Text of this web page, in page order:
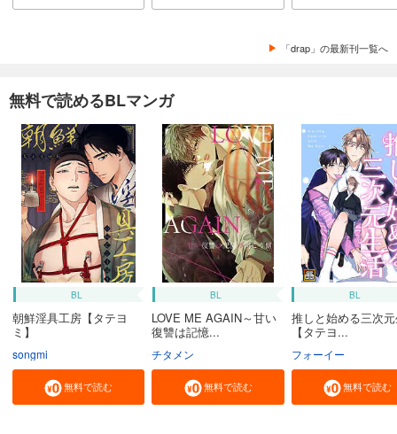
「drap」の最新刊一覧へ
無料で読めるBLマンガ
BL
朝鮮淫具工房【タテヨ
ミ】
songmi
無料で読む
BL
LOVE ME AGAIN～甘い
復讐は記憶...
チタメン
無料で読む
BL
推しと始める三次
【タテヨ...
フォーイー
無料で読む